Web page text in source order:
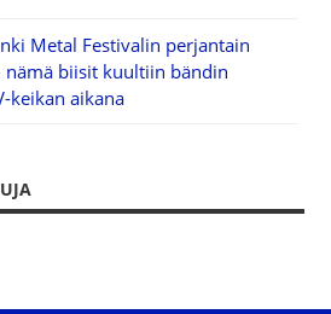
Metal Festivalin perjantain
nämä biisit kuultiin bändin
keikan aikana